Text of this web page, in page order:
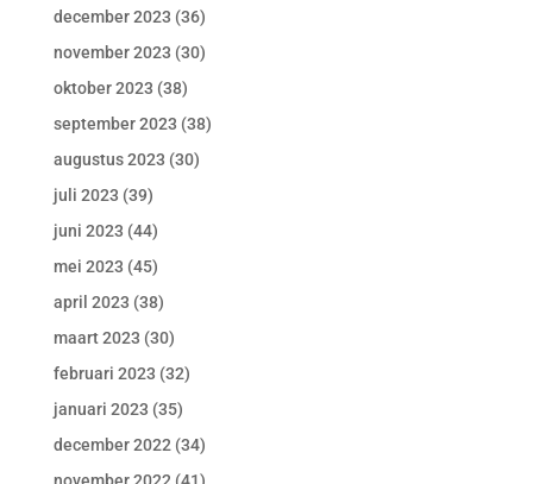
december 2023 (36)
november 2023 (30)
oktober 2023 (38)
september 2023 (38)
augustus 2023 (30)
juli 2023 (39)
juni 2023 (44)
mei 2023 (45)
april 2023 (38)
maart 2023 (30)
februari 2023 (32)
januari 2023 (35)
december 2022 (34)
november 2022 (41)